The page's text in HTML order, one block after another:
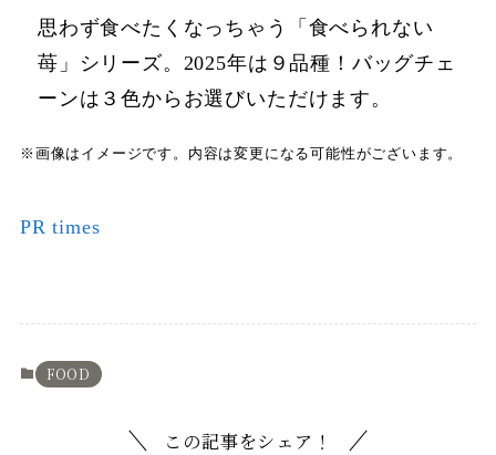
思わず食べたくなっちゃう「食べられない
苺」シリーズ。2025年は９品種！バッグチェ
ーンは３色からお選びいただけます。
※画像はイメージです。内容は変更になる可能性がございます。
PR times
FOOD
この記事をシェア！